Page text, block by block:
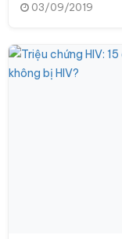
03/09/2019